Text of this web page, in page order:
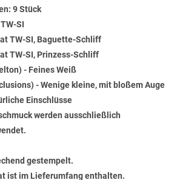
9 Stück
SI
TW-SI, Baguette-Schliff
TW-SI, Prinzess-Schliff
- Feines Weiß
- Wenige kleine, mit bloßem Auge
Einschlüsse
werden ausschließlich
gestempelt.
ist im Lieferumfang enthalten.